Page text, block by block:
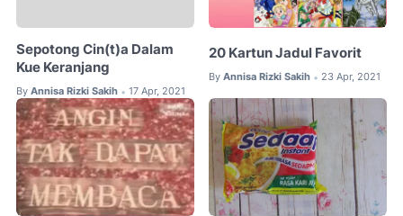
Sepotong Cin(t)a Dalam
Kue Keranjang
By Annisa Rizki Sakih • 17 Apr, 2021
20 Kartun Jadul Favorit
By Annisa Rizki Sakih • 23 Apr, 2021